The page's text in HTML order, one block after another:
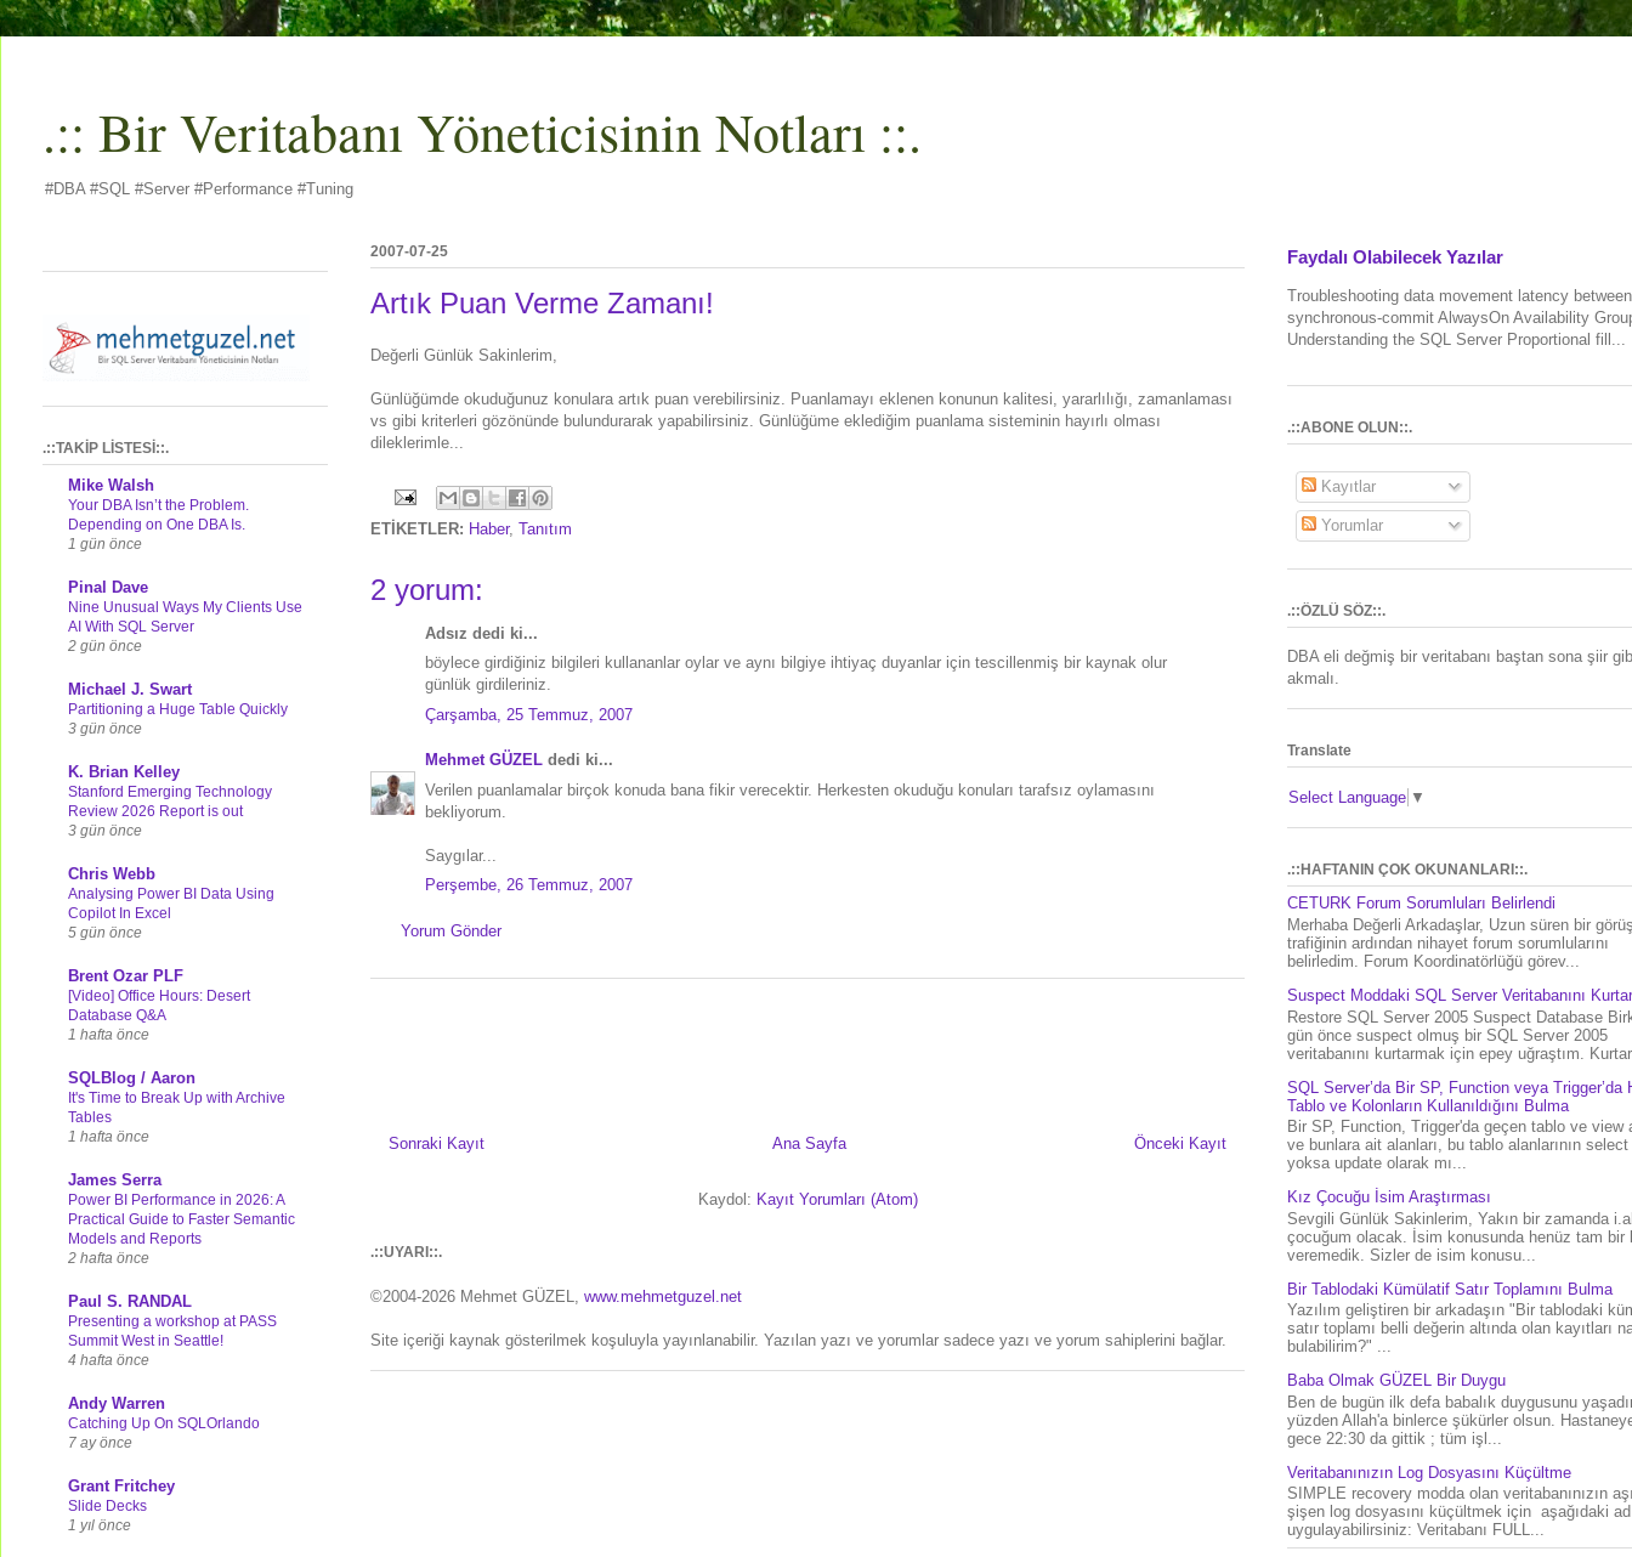
.:: Bir Veritabanı Yöneticisinin Notları ::.
#DBA #SQL #Server #Performance #Tuning
2007-07-25
Artık Puan Verme Zamanı!
Değerli Günlük Sakinlerim,
Günlüğümde okuduğunuz konulara artık puan verebilirsiniz. Puanlamayı eklenen konunun kalitesi, yararlılığı, zamanlaması
vs gibi kriterleri gözönünde bulundurarak yapabilirsiniz. Günlüğüme eklediğim puanlama sisteminin hayırlı olması
dileklerimle...
ETİKETLER: Haber, Tanıtım
2 yorum:
Adsız dedi ki...
böylece girdiğiniz bilgileri kullananlar oylar ve aynı bilgiye ihtiyaç duyanlar için tescillenmiş bir kaynak olur
günlük girdileriniz.
Çarşamba, 25 Temmuz, 2007
Mehmet GÜZEL dedi ki...
Verilen puanlamalar birçok konuda bana fikir verecektir. Herkesten okuduğu konuları tarafsız oylamasını
bekliyorum.
Saygılar...
Perşembe, 26 Temmuz, 2007
Yorum Gönder
Sonraki Kayıt Önceki Kayıt
Ana Sayfa
Kaydol: Kayıt Yorumları (Atom)
.::UYARI::.
©2004-2026 Mehmet GÜZEL, www.mehmetguzel.net
Site içeriği kaynak gösterilmek koşuluyla yayınlanabilir. Yazılan yazı ve yorumlar sadece yazı ve yorum sahiplerini bağlar.
.::TAKİP LİSTESİ::.
Mike Walsh
Your DBA Isn’t the Problem.
Depending on One DBA Is.
1 gün önce
Pinal Dave
Nine Unusual Ways My Clients Use
AI With SQL Server
2 gün önce
Michael J. Swart
Partitioning a Huge Table Quickly
3 gün önce
K. Brian Kelley
Stanford Emerging Technology
Review 2026 Report is out
3 gün önce
Chris Webb
Analysing Power BI Data Using
Copilot In Excel
5 gün önce
Brent Ozar PLF
[Video] Office Hours: Desert
Database Q&A
1 hafta önce
SQLBlog / Aaron
It's Time to Break Up with Archive
Tables
1 hafta önce
James Serra
Power BI Performance in 2026: A
Practical Guide to Faster Semantic
Models and Reports
2 hafta önce
Paul S. RANDAL
Presenting a workshop at PASS
Summit West in Seattle!
4 hafta önce
Andy Warren
Catching Up On SQLOrlando
7 ay önce
Grant Fritchey
Slide Decks
1 yıl önce
Faydalı Olabilecek Yazılar
Troubleshooting data movement latency between
synchronous-commit AlwaysOn Availability
Understanding the SQL Server Proportional fill...
.::ABONE OLUN::.
Kayıtlar
Yorumlar
.::ÖZLÜ SÖZ::.
DBA eli değmiş bir veritabanı baştan sona şiir
akmalı.
Translate
Select Language ▼
.::HAFTANIN ÇOK OKUNANLARI::.
CETURK Forum Sorumluları Belirlendi
Merhaba Değerli Arkadaşlar, Uzun süren bir
trafiğinin ardından nihayet forum sorumlularını
belirledim. Forum Koordinatörlüğü görev...
Suspect Moddaki SQL Server Veritabanını
Restore SQL Server 2005 Suspect Database
gün önce suspect olmuş bir SQL Server 2005
veritabanını kurtarmak için epey uğraştım.
SQL Server’da Bir SP, Function veya Trigger’da
Tablo ve Kolonların Kullanıldığını Bulma
Bir SP, Function, Trigger'da geçen tablo ve view
ve bunlara ait alanları, bu tablo alanlarının
yoksa update olarak mı...
Kız Çocuğu İsim Araştırması
Sevgili Günlük Sakinlerim, Yakın bir zamanda
çocuğum olacak. İsim konusunda henüz tam bir
veremedik. Sizler de isim konusu...
Bir Tablodaki Kümülatif Satır Toplamını Bulma
Yazılım geliştiren bir arkadaşın "Bir tablodaki
satır toplamı belli değerin altında olan kayıtları
bulabilirim?" ...
Baba Olmak GÜZEL Bir Duygu
Ben de bugün ilk defa babalık duygusunu
yüzden Allah'a binlerce şükürler olsun.
gece 22:30 da gittik ; tüm işl...
Veritabanınızın Log Dosyasını Küçültme
SIMPLE recovery modda olan veritabanınızın
şişen log dosyasını küçültmek için aşağıdaki
uygulayabilirsiniz: Veritabanı FULL...